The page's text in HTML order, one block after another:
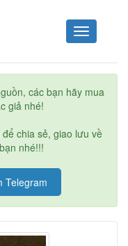
Toggle
navigation
các bạn hãy mua
giả nhé!
chia sẻ, giao lưu về
nhé!!!
Telegram